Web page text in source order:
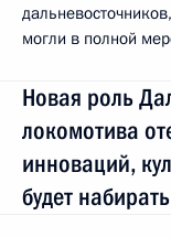
могли в полной
Новая роль
локомотива
инноваций,
будет